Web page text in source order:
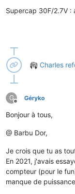
Supercap 30F/2.7V
Charles
G
Offline
Géryko
Bonjour à tous,
@ Barbu Dor,
Je crois que tu as
En 2021, j'avais
compteur (pour le
manque de